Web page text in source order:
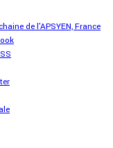
de l'APSYEN, France